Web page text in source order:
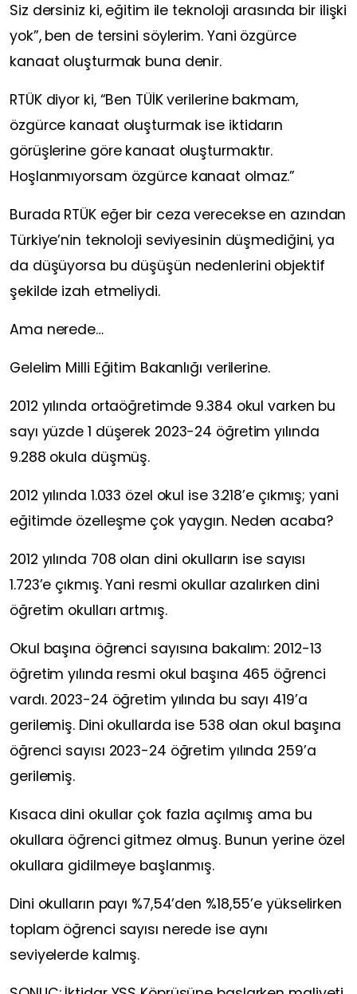
Siz dersiniz ki, eğitim ile teknoloji arasında bir ilişki
yok”, ben de tersini söylerim. Yani özgürce
kanaat oluşturmak buna denir.
RTÜK diyor ki, “Ben TÜİK verilerine bakmam,
özgürce kanaat oluşturmak ise iktidarın
görüşlerine göre kanaat oluşturmaktır.
Hoşlanmıyorsam özgürce kanaat olmaz.”
Burada RTÜK eğer bir ceza verecekse en azından
Türkiye’nin teknoloji seviyesinin düşmediğini, ya
da düşüyorsa bu düşüşün nedenlerini objektif
şekilde izah etmeliydi.
Ama nerede…
Gelelim Milli Eğitim Bakanlığı verilerine.
2012 yılında ortaöğretimde 9.384 okul varken bu
sayı yüzde 1 düşerek 2023-24 öğretim yılında
9.288 okula düşmüş.
2012 yılında 1.033 özel okul ise 3.218’e çıkmış; yani
eğitimde özelleşme çok yaygın. Neden acaba?
2012 yılında 708 olan dini okulların ise sayısı
1.723’e çıkmış. Yani resmi okullar azalırken dini
öğretim okulları artmış.
Okul başına öğrenci sayısına bakalım: 2012-13
öğretim yılında resmi okul başına 465 öğrenci
vardı. 2023-24 öğretim yılında bu sayı 419’a
gerilemiş. Dini okullarda ise 538 olan okul başına
öğrenci sayısı 2023-24 öğretim yılında 259’a
gerilemiş.
Kısaca dini okullar çok fazla açılmış ama bu
okullara öğrenci gitmez olmuş. Bunun yerine özel
okullara gidilmeye başlanmış.
Dini okulların payı %7,54’den %18,55’e yükselirken
toplam öğrenci sayısı nerede ise aynı
seviyelerde kalmış.